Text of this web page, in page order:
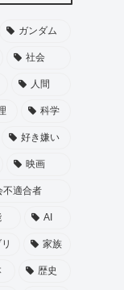
ガンダム
社会
人間
科学
好き嫌い
映画
不適合者
AI
家族
歴史